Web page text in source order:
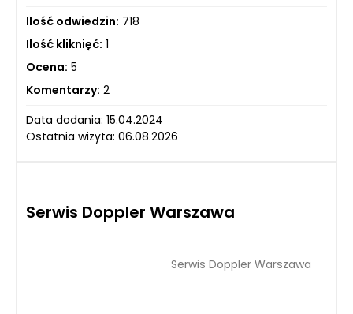
Ilość odwiedzin: 718
Ilość kliknięć: 1
Ocena: 5
Komentarzy: 2
Data dodania: 15.04.2024
Ostatnia wizyta: 06.08.2026
Serwis Doppler Warszawa
Serwis Doppler Warszawa